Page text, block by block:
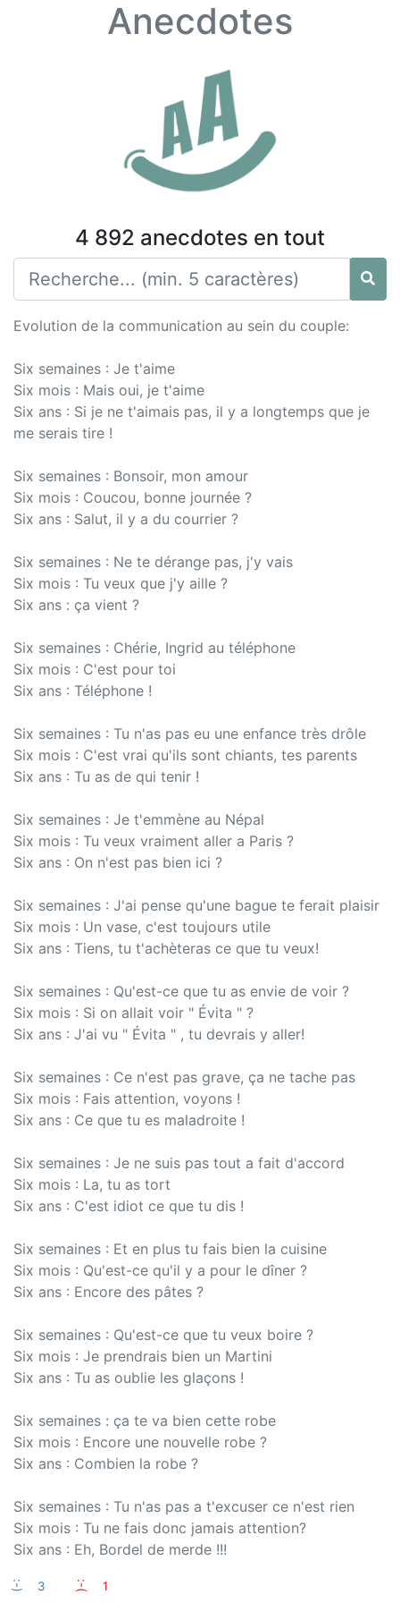
Anecdotes
4 892 anecdotes en tout
Evolution de la communication au sein du couple:
Six semaines : Je t'aime
Six mois : Mais oui, je t'aime
Six ans : Si je ne t'aimais pas, il y a longtemps que je
me serais tire !
Six semaines : Bonsoir, mon amour
Six mois : Coucou, bonne journée ?
Six ans : Salut, il y a du courrier ?
Six semaines : Ne te dérange pas, j'y vais
Six mois : Tu veux que j'y aille ?
Six ans : ça vient ?
Six semaines : Chérie, Ingrid au téléphone
Six mois : C'est pour toi
Six ans : Téléphone !
Six semaines : Tu n'as pas eu une enfance très drôle
Six mois : C'est vrai qu'ils sont chiants, tes parents
Six ans : Tu as de qui tenir !
Six semaines : Je t'emmène au Népal
Six mois : Tu veux vraiment aller a Paris ?
Six ans : On n'est pas bien ici ?
Six semaines : J'ai pense qu'une bague te ferait plaisir
Six mois : Un vase, c'est toujours utile
Six ans : Tiens, tu t'achèteras ce que tu veux!
Six semaines : Qu'est-ce que tu as envie de voir ?
Six mois : Si on allait voir " Évita " ?
Six ans : J'ai vu " Évita " , tu devrais y aller!
Six semaines : Ce n'est pas grave, ça ne tache pas
Six mois : Fais attention, voyons !
Six ans : Ce que tu es maladroite !
Six semaines : Je ne suis pas tout a fait d'accord
Six mois : La, tu as tort
Six ans : C'est idiot ce que tu dis !
Six semaines : Et en plus tu fais bien la cuisine
Six mois : Qu'est-ce qu'il y a pour le dîner ?
Six ans : Encore des pâtes ?
Six semaines : Qu'est-ce que tu veux boire ?
Six mois : Je prendrais bien un Martini
Six ans : Tu as oublie les glaçons !
Six semaines : ça te va bien cette robe
Six mois : Encore une nouvelle robe ?
Six ans : Combien la robe ?
Six semaines : Tu n'as pas a t'excuser ce n'est rien
Six mois : Tu ne fais donc jamais attention?
Six ans : Eh, Bordel de merde !!!
:-) 3 :-(
1